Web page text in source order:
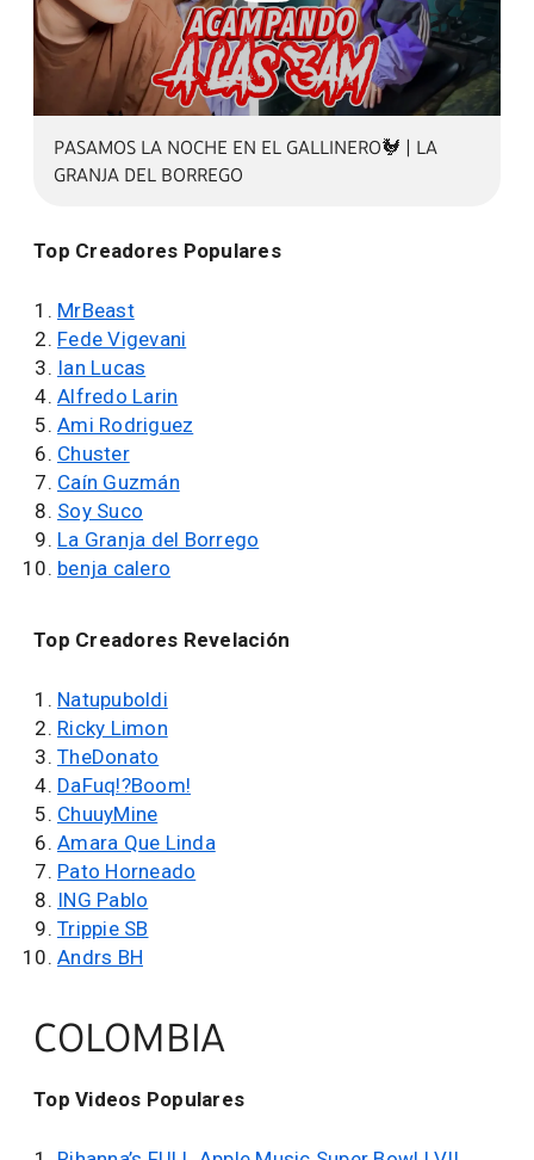
PASAMOS LA NOCHE EN EL GALLINERO🐓 | LA
GRANJA DEL BORREGO
Top Creadores Populares
MrBeast
Fede Vigevani
Ian Lucas
Alfredo Larin
Ami Rodriguez
Chuster
Caín Guzmán
Soy Suco
La Granja del Borrego
benja calero
Top Creadores Revelación
Natupuboldi
Ricky Limon
TheDonato
DaFuq!?Boom!
ChuuyMine
Amara Que Linda
Pato Horneado
ING Pablo
Trippie SB
Andrs BH
COLOMBIA
Top Videos Populares